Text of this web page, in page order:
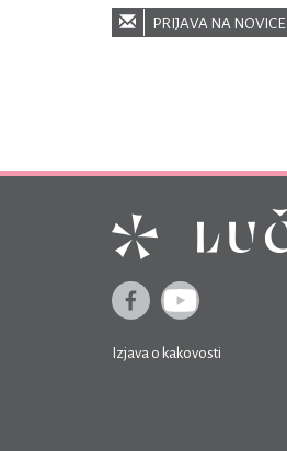
PRIJAVA NA NOVICE
Izjava o kakovosti